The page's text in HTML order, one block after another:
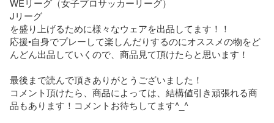
Jリーグ
を盛り上げるために様々なウェアを出品してます！！
応援•自身でプレーして楽しんだりするのにオススメの物をど
んどん出品していくので、商品見て頂けたらと思います！
最後まで読んで頂きありがとうございました！
コメント頂けたら、商品によっては、結構値引き頑張れる商
品もあります！コメントお待ちしてます^_^